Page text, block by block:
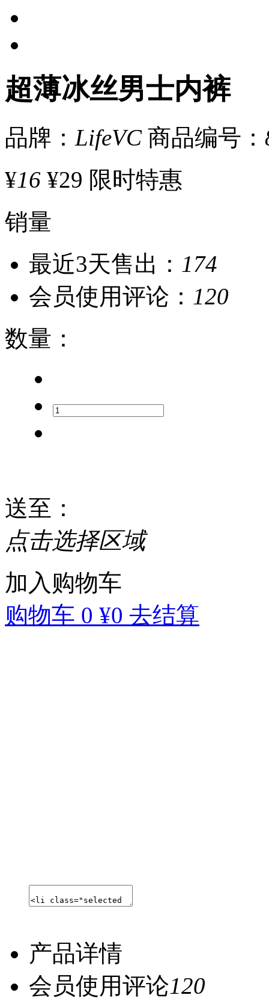
超薄冰丝男士内裤
品牌： LifeVC 商品编号：
¥16 ¥29 限时特惠
销量
最近3天售出： 174
会员使用评论： 120
数量 ：
送至 ：
点击选择区域
加入购物车
购物车 0 ¥0 去结算
产品详情
会员使用评论120